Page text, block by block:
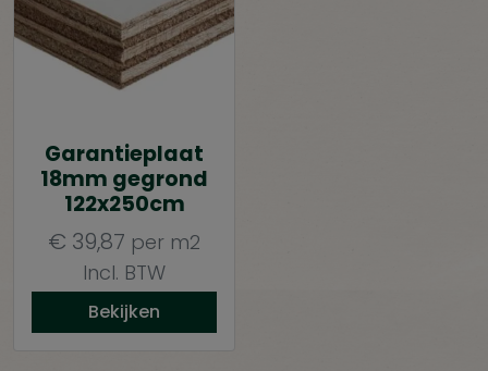
Garantieplaat
18mm gegrond
122x250cm
€ 39,87 per m2
Incl. BTW
Bekijken